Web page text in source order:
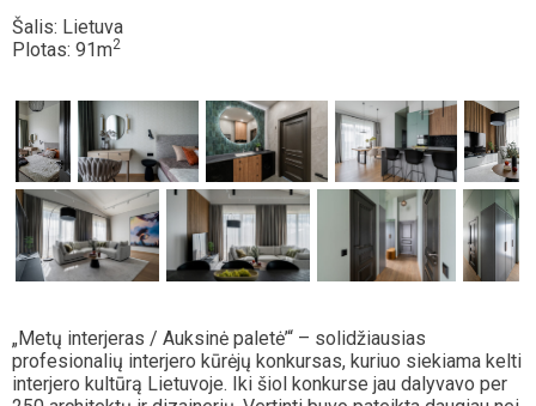
Šalis: Lietuva
Plotas: 91m2
„Metų interjeras / Auksinė paletė’“ – solidžiausias
profesionalių interjero kūrėjų konkursas, kuriuo siekiama kelti
interjero kultūrą Lietuvoje. Iki šiol konkurse jau dalyvavo per